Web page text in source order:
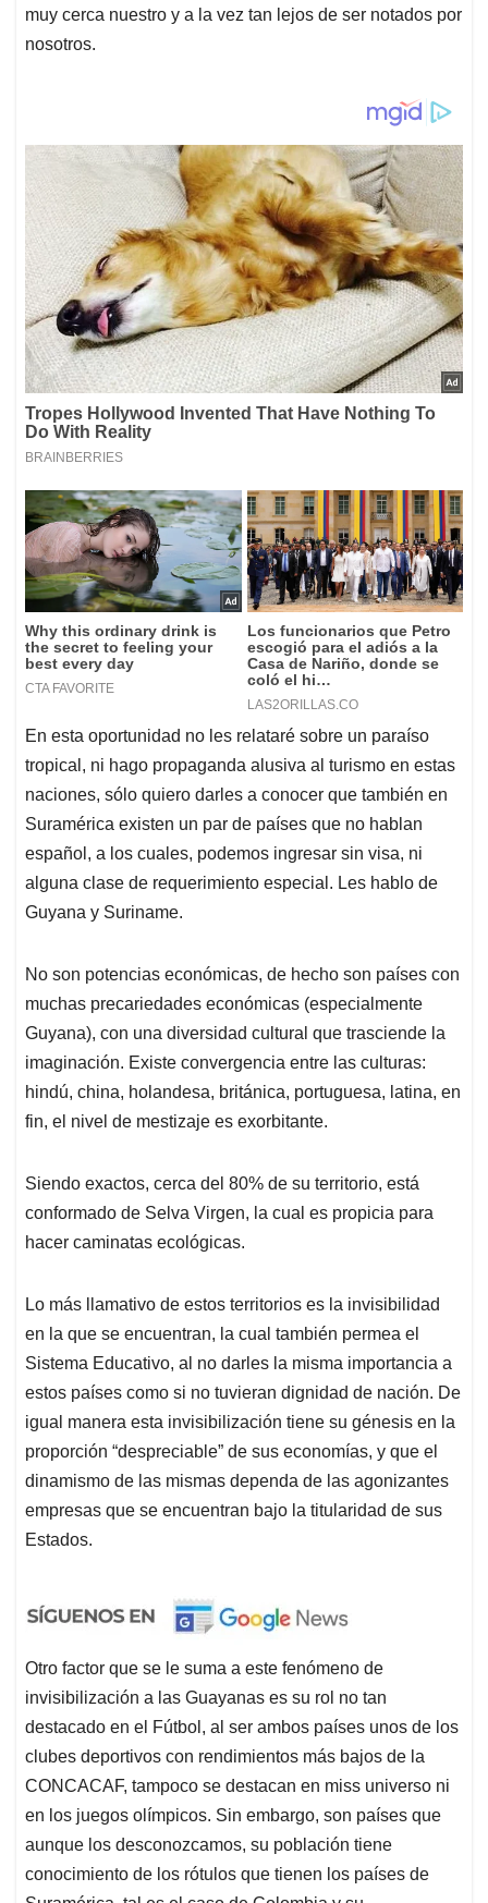
muy cerca nuestro y a la vez tan lejos de ser notados por
nosotros.
En esta oportunidad no les relataré sobre un paraíso
tropical, ni hago propaganda alusiva al turismo en estas
naciones, sólo quiero darles a conocer que también en
Suramérica existen un par de países que no hablan
español, a los cuales, podemos ingresar sin visa, ni
alguna clase de requerimiento especial. Les hablo de
Guyana y Suriname.
No son potencias económicas, de hecho son países con
muchas precariedades económicas (especialmente
Guyana), con una diversidad cultural que trasciende la
imaginación. Existe convergencia entre las culturas:
hindú, china, holandesa, británica, portuguesa, latina, en
fin, el nivel de mestizaje es exorbitante.
Siendo exactos, cerca del 80% de su territorio, está
conformado de Selva Virgen, la cual es propicia para
hacer caminatas ecológicas.
Lo más llamativo de estos territorios es la invisibilidad
en la que se encuentran, la cual también permea el
Sistema Educativo, al no darles la misma importancia a
estos países como si no tuvieran dignidad de nación. De
igual manera esta invisibilización tiene su génesis en la
proporción “despreciable” de sus economías, y que el
dinamismo de las mismas dependa de las agonizantes
empresas que se encuentran bajo la titularidad de sus
Estados.
Otro factor que se le suma a este fenómeno de
invisibilización a las Guayanas es su rol no tan
destacado en el Fútbol, al ser ambos países unos de los
clubes deportivos con rendimientos más bajos de la
CONCACAF, tampoco se destacan en miss universo ni
en los juegos olímpicos. Sin embargo, son países que
aunque los desconozcamos, su población tiene
conocimiento de los rótulos que tienen los países de